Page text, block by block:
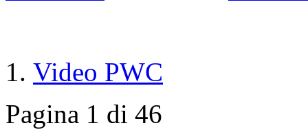
Video PWC
Pagina 1 di 46